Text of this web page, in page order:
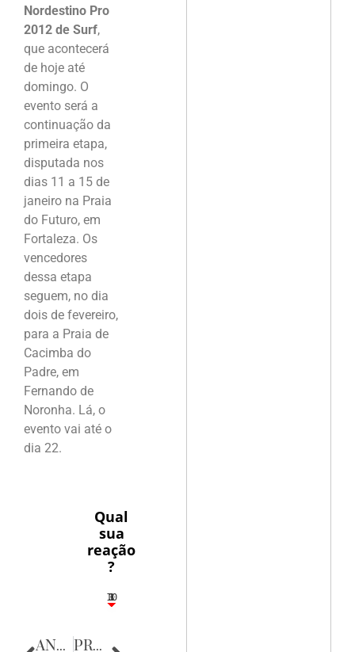
Nordestino Pro
2012 de Surf,
que acontecerá
de hoje até
domingo. O
evento será a
continuação da
primeira etapa,
disputada nos
dias 11 a 15 de
janeiro na Praia
do Futuro, em
Fortaleza. Os
vencedores
dessa etapa
seguem, no dia
dois de fevereiro,
para a Praia de
Cacimba do
Padre, em
Fernando de
Noronha. Lá, o
evento vai até o
dia 22.
Qual
sua
reação
?
3
1
1
3
10
ANTERIOR PRÓXIMA